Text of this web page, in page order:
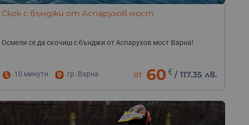
Скок с бънджи от Аспарухов мост
Осмели се да скочиш с бънджи от Аспарухов мост Варна!
10 минути гр. Варна от 60 € / 117.35 лв.